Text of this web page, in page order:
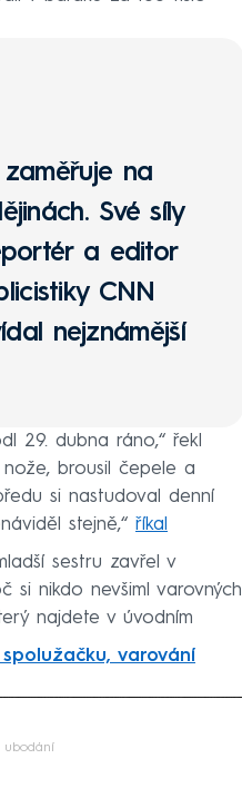
na
Své síly
a editor
CNN
nejznámější
ho
29. dubna ráno,“ řekl
brousil čepele a
si nastudoval denní
stejně,“ říkal
sestru zavřel v
si nikdo nevšiml varovných
najdete v úvodním
varování
ubodání